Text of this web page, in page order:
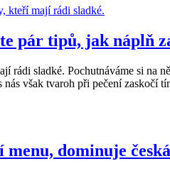
pár tipů, jak náplň
rádi sladké. Pochutnáváme si
však tvaroh při pečení zaskočí
dominuje